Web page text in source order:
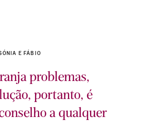
E FÁBIO
problemas,
portanto, é
a qualquer